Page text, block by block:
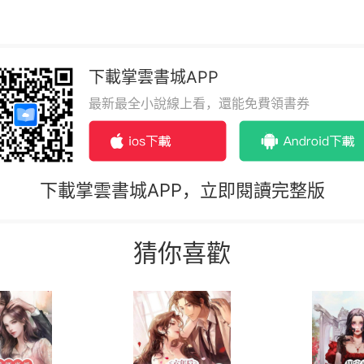
下載掌雲書城APP
最新最全小說線上看，還能免費領書券
下載掌雲書城APP，立即閱讀完整版
猜你喜歡